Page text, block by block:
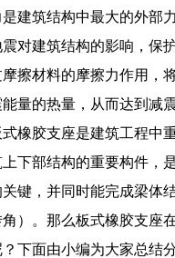
建筑结构中最大的外部
对建筑结构的影响，保
擦材料的摩擦力作用，
量的热量，从而达到减
橡胶支座是建筑工程中
下部结构的重要构件，
键，并同时能完成梁体
）。那么板式橡胶支座
下面由小编为大家总结